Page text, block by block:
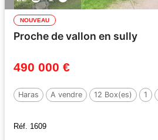
NOUVEAU
Proche de vallon en sully
490 000 €
Haras A vendre 12 Box(es) 1
Réf. 1609